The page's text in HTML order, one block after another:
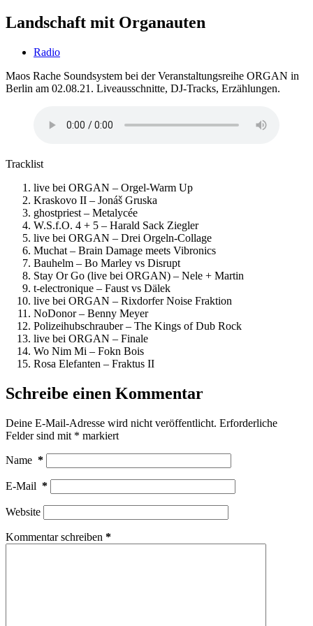
Landschaft mit Organauten
Radio
Maos Rache Soundsystem bei der Veranstaltungsreihe ORGAN in
Berlin am 02.08.21. Liveausschnitte, DJ-Tracks, Erzählungen.
Tracklist
live bei ORGAN – Orgel-Warm Up
Kraskovo II – Jonáš Gruska
ghostpriest – Metalycée
W.S.f.O. 4 + 5 – Harald Sack Ziegler
live bei ORGAN – Drei Orgeln-Collage
Muchat – Brain Damage meets Vibronics
Bauhelm – Bo Marley vs Disrupt
Stay Or Go (live bei ORGAN) – Nele + Martin
t-electronique – Faust vs Dälek
live bei ORGAN – Rixdorfer Noise Fraktion
NoDonor – Benny Meyer
Polizeihubschrauber – The Kings of Dub Rock
live bei ORGAN – Finale
Wo Nim Mi – Fokn Bois
Rosa Elefanten – Fraktus II
Schreibe einen Kommentar
Deine E-Mail-Adresse wird nicht veröffentlicht. Erforderliche
Felder sind mit * markiert
Name *
E-Mail *
Website
Kommentar schreiben *